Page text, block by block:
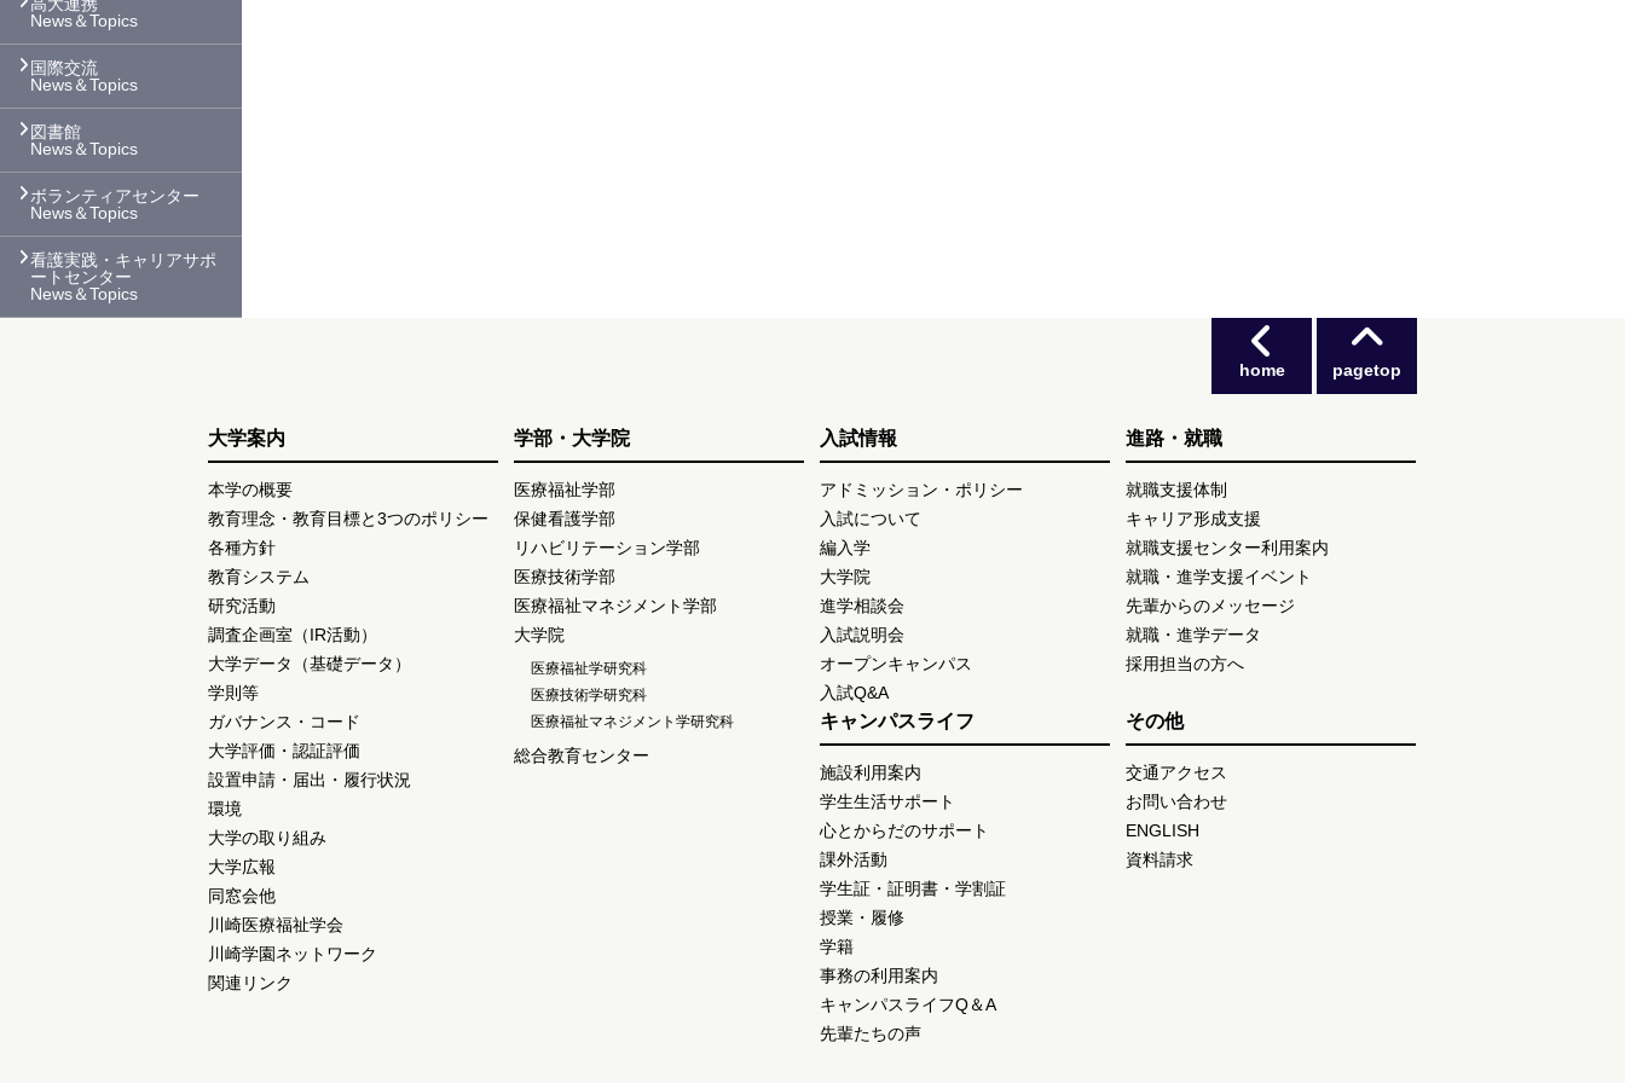
News＆Topics
国際交流
News＆Topics
図書館
News＆Topics
ボランティアセンター
News＆Topics
看護実践・キャリアサポ
ートセンター
News＆Topics
pagetop
home
大学案内
本学の概要
教育理念・教育目標と3つのポリシー
各種方針
教育システム
研究活動
調査企画室（IR活動）
大学データ（基礎データ）
学則等
ガバナンス・コード
大学評価・認証評価
設置申請・届出・履行状況
環境
大学の取り組み
大学広報
同窓会他
川崎医療福祉学会
川崎学園ネットワーク
関連リンク
学部・大学院
医療福祉学部
保健看護学部
リハビリテーション学部
医療技術学部
医療福祉マネジメント学部
大学院
医療福祉学研究科
医療技術学研究科
医療福祉マネジメント学研究科
総合教育センター
入試情報
アドミッション・ポリシー
入試について
編入学
大学院
進学相談会
入試説明会
オープンキャンパス
入試Q&A
進路・就職
就職支援体制
キャリア形成支援
就職支援センター利用案内
就職・進学支援イベント
先輩からのメッセージ
就職・進学データ
採用担当の方へ
キャンパスライフ
施設利用案内
学生生活サポート
心とからだのサポート
課外活動
学生証・証明書・学割証
授業・履修
学籍
事務の利用案内
キャンパスライフQ＆A
先輩たちの声
その他
交通アクセス
お問い合わせ
ENGLISH
資料請求